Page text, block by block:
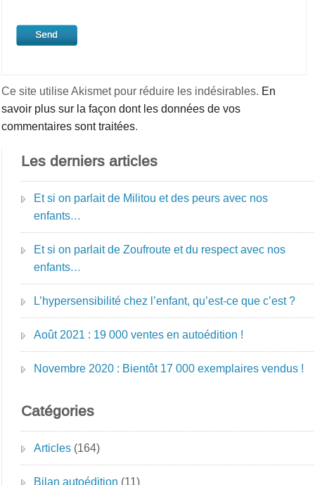
Ce site utilise Akismet pour réduire les indésirables. En
savoir plus sur la façon dont les données de vos
commentaires sont traitées.
Les derniers articles
Et si on parlait de Militou et des peurs avec nos
enfants…
Et si on parlait de Zoufroute et du respect avec nos
enfants…
L’hypersensibilité chez l’enfant, qu’est-ce que c’est ?
Août 2021 : 19 000 ventes en autoédition !
Novembre 2020 : Bientôt 17 000 exemplaires vendus !
Catégories
Articles (164)
Bilan autoédition (11)